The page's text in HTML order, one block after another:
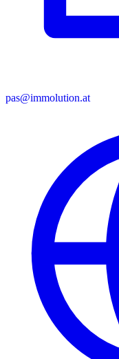
pas@immolution.at